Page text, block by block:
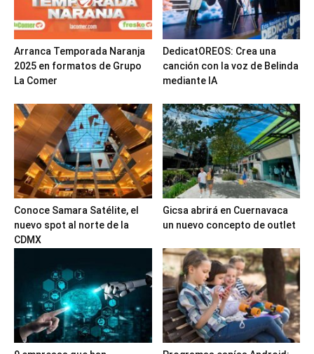
Arranca Temporada Naranja
2025 en formatos de Grupo
La Comer
DedicatOREOS: Crea una
canción con la voz de Belinda
mediante IA
Conoce Samara Satélite, el
nuevo spot al norte de la
CDMX
Gicsa abrirá en Cuernavaca
un nuevo concepto de outlet